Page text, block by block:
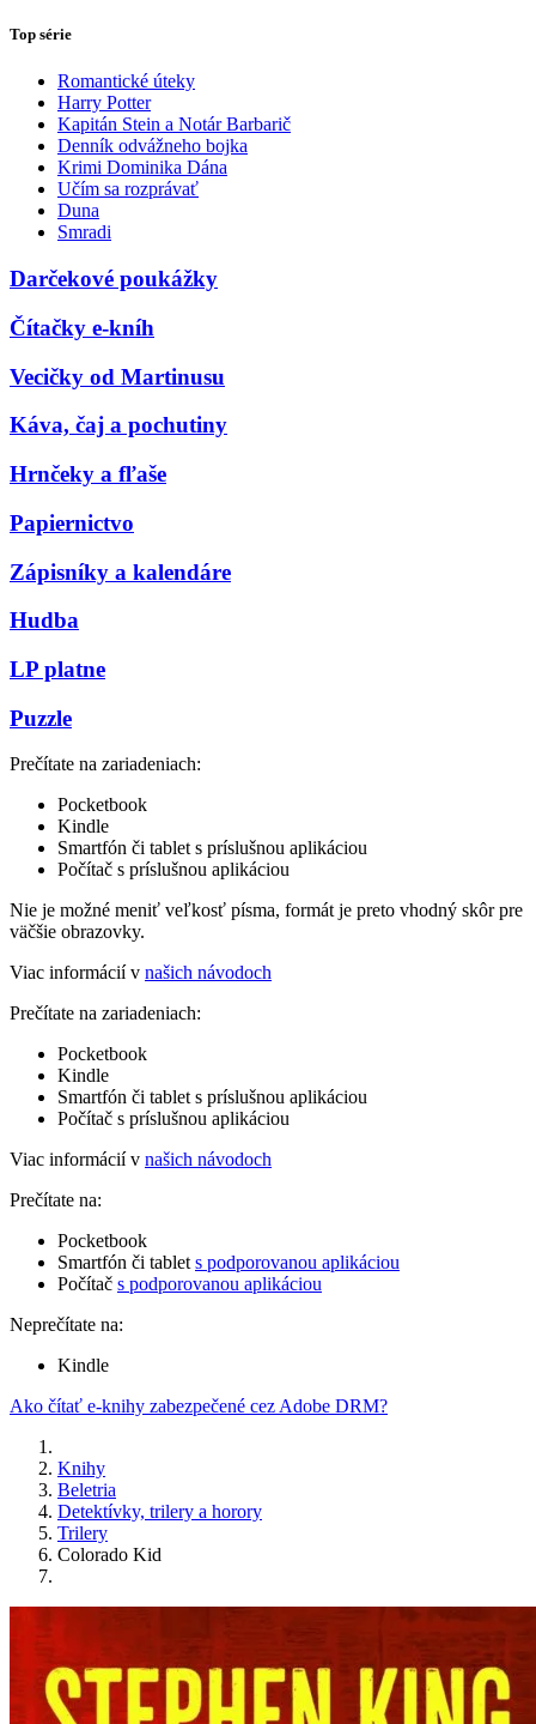
Top série
Romantické úteky
Harry Potter
Kapitán Stein a Notár Barbarič
Denník odvážneho bojka
Krimi Dominika Dána
Učím sa rozprávať
Duna
Smradi
Darčekové poukážky
Čítačky e-kníh
Vecičky od Martinusu
Káva, čaj a pochutiny
Hrnčeky a fľaše
Papiernictvo
Zápisníky a kalendáre
Hudba
LP platne
Puzzle
Prečítate na zariadeniach:
Pocketbook
Kindle
Smartfón či tablet s príslušnou aplikáciou
Počítač s príslušnou aplikáciou
Nie je možné meniť veľkosť písma, formát je preto vhodný skôr pre
väčšie obrazovky.
Viac informácií v našich návodoch
Prečítate na zariadeniach:
Pocketbook
Kindle
Smartfón či tablet s príslušnou aplikáciou
Počítač s príslušnou aplikáciou
Viac informácií v našich návodoch
Prečítate na:
Pocketbook
Smartfón či tablet s podporovanou aplikáciou
Počítač s podporovanou aplikáciou
Neprečítate na:
Kindle
Ako čítať e-knihy zabezpečené cez Adobe DRM?
Knihy
Beletria
Detektívky, trilery a horory
Trilery
Colorado Kid